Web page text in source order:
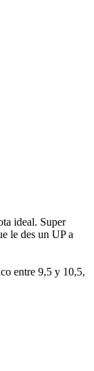
ideal. Super
le des un UP a
entre 9,5 y 10,5,